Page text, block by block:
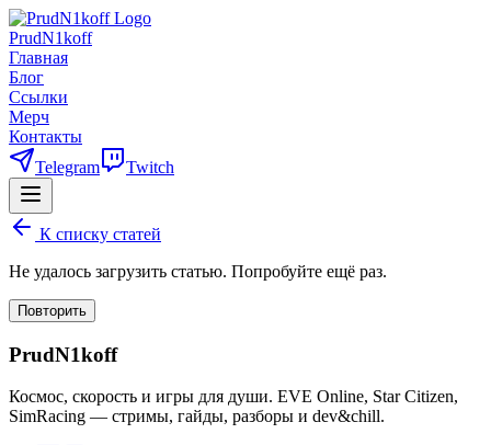
PrudN1koff
Главная
Блог
Ссылки
Мерч
Контакты
Telegram
Twitch
К списку статей
Не удалось загрузить статью. Попробуйте ещё раз.
Повторить
PrudN1koff
Космос, скорость и игры для души. EVE Online, Star Citizen,
SimRacing — стримы, гайды, разборы и dev&chill.